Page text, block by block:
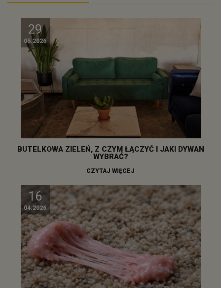
29
05.2026
BUTELKOWA ZIELEŃ, Z CZYM ŁĄCZYĆ I JAKI DYWAN
WYBRAĆ?
CZYTAJ WIĘCEJ
16
04.2026